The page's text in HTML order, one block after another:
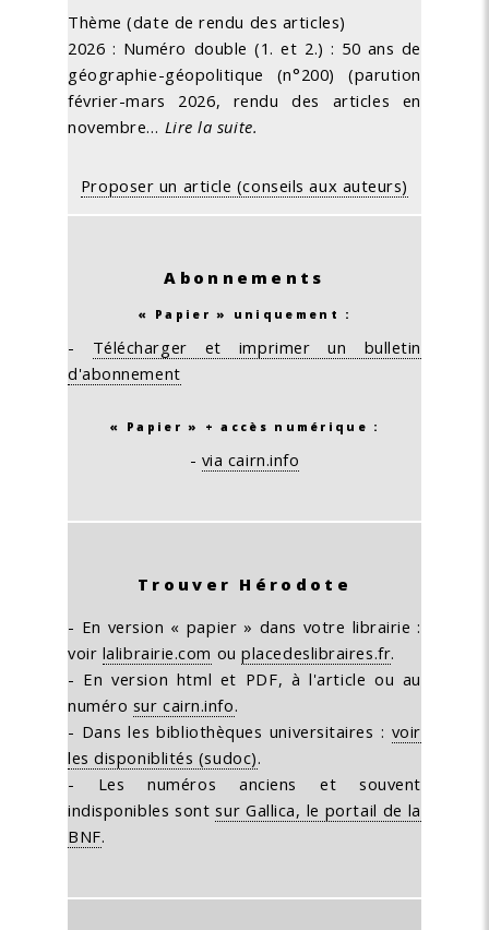
Thème (date de rendu des articles)
2026 : Numéro double (1. et 2.) : 50 ans de
géographie-géopolitique (n°200) (parution
février-mars 2026, rendu des articles en
novembre… Lire la suite.
Proposer un article (conseils aux auteurs)
Abonnements
« Papier » uniquement :
- Télécharger et imprimer un bulletin
d'abonnement
« Papier » + accès numérique :
- via cairn.info
Trouver Hérodote
- En version « papier » dans votre librairie :
voir lalibrairie.com ouplacedeslibraires.fr.
- En version html et PDF, à l'article ou au
numéro sur cairn.info.
- Dans les bibliothèques universitaires : voir
les disponiblités (sudoc).
- Les numéros anciens et souvent
indisponibles sontsur Gallica, le portail de la
BNF.